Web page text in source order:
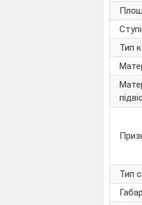
Тип
Тип